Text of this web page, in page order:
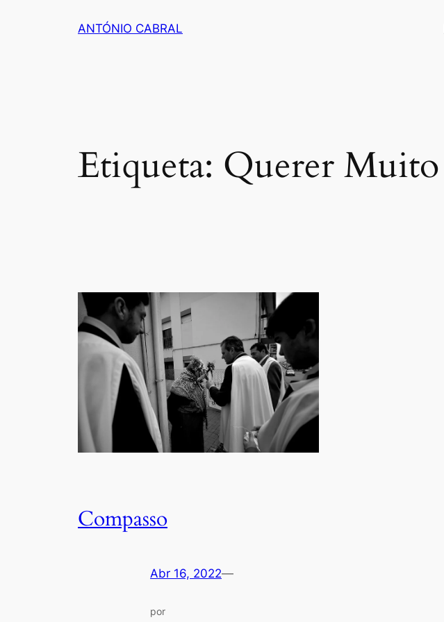
ANTÓNIO CABRAL
Etiqueta: Querer Muito
Compasso
Abr 16, 2022—
por